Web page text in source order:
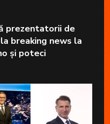
prezentatorii de
breaking news la
și poteci